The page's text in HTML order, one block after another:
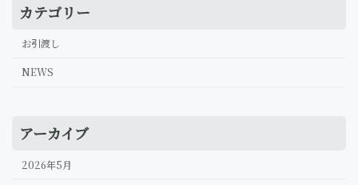
カテゴリー
お引渡し
NEWS
アーカイブ
2026年5月